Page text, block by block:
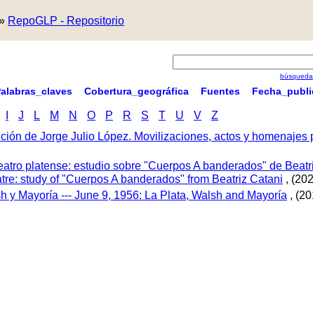
RepoGLP - Repositorio
Cobertura_geográfica Fuentes
J L M N O P R S T U V
Z
de Jorge Julio López. Movilizaciones, actos y homenajes
platense: estudio sobre "Cuerpos A banderados" de
study of "Cuerpos A banderados" from Beatriz Catani ,
y Mayoría --- June 9, 1956: La Plata, Walsh and Mayoría ,